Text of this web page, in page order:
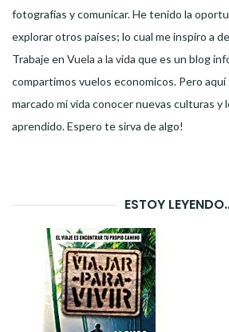
fotografías y comunicar. He tenido la
explorar otros países; lo cual me inspiro a
Trabaje en Vuela a la vida que es un blog
compartimos vuelos economicos. Pero
marcado mi vida conocer nuevas culturas y
aprendido. Espero te sirva de algo!
ESTOY